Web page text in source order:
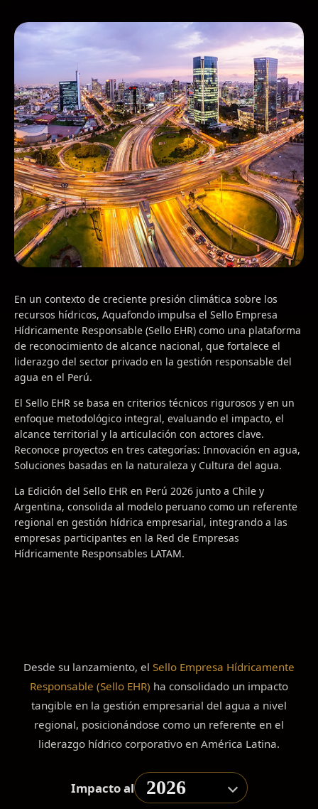
En un contexto de creciente presión climática sobre los
recursos hídricos, Aquafondo impulsa el Sello Empresa
Hídricamente Responsable (Sello EHR) como una plataforma
de reconocimiento de alcance nacional, que fortalece el
liderazgo del sector privado en la gestión responsable del
agua en el Perú.
El Sello EHR se basa en criterios técnicos rigurosos y en un
enfoque metodológico integral, evaluando el impacto, el
alcance territorial y la articulación con actores clave.
Reconoce proyectos en tres categorías: Innovación en agua,
Soluciones basadas en la naturaleza y Cultura del agua.
La Edición del Sello EHR en Perú 2026 junto a Chile y
Argentina, consolida al modelo peruano como un referente
regional en gestión hídrica empresarial, integrando a las
empresas participantes en la Red de Empresas
Hídricamente Responsables LATAM.
Desde su lanzamiento, el Sello Empresa Hídricamente
Responsable (Sello EHR) ha consolidado un impacto
tangible en la gestión empresarial del agua a nivel
regional, posicionándose como un referente en el
liderazgo hídrico corporativo en América Latina.
Impacto al